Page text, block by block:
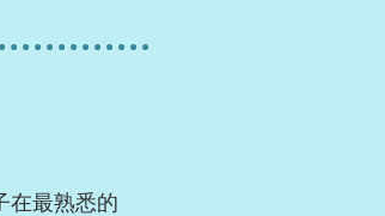
在最熟悉的